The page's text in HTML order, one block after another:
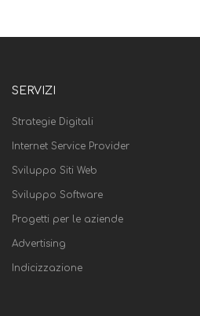
SERVIZI
Strategie Digitali
Internet Service Provider
Sviluppo Siti Web
Sviluppo Software
Progetti per le aziende
Advertising
Indicizzazione